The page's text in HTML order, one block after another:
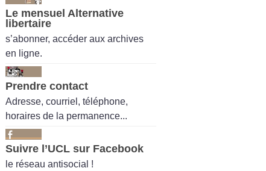
Le mensuel Alternative
libertaire
s’abonner, accéder aux archives
en ligne.
Prendre contact
Adresse, courriel, téléphone,
horaires de la permanence...
Suivre l’UCL sur Facebook
le réseau antisocial !